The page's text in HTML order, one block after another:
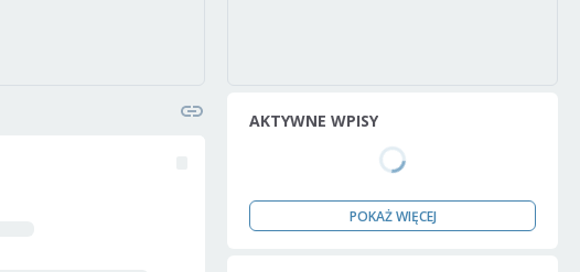
AKTYWNE WPISY
POKAŻ WIĘCEJ